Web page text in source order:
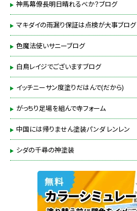
神馬幕僚長明日晴れるべか？ブログ
マキダイの雨漏り保証は点検が大事ブログ
色魔法使いサニーブログ
白鳥レイジでございますブログ
イッチニーサン度塗りだはんで(だから)
がっちり足場を組んで寺フォーム
中国には帰りません塗装パンダ レンレン
シダの千尋の神塗装